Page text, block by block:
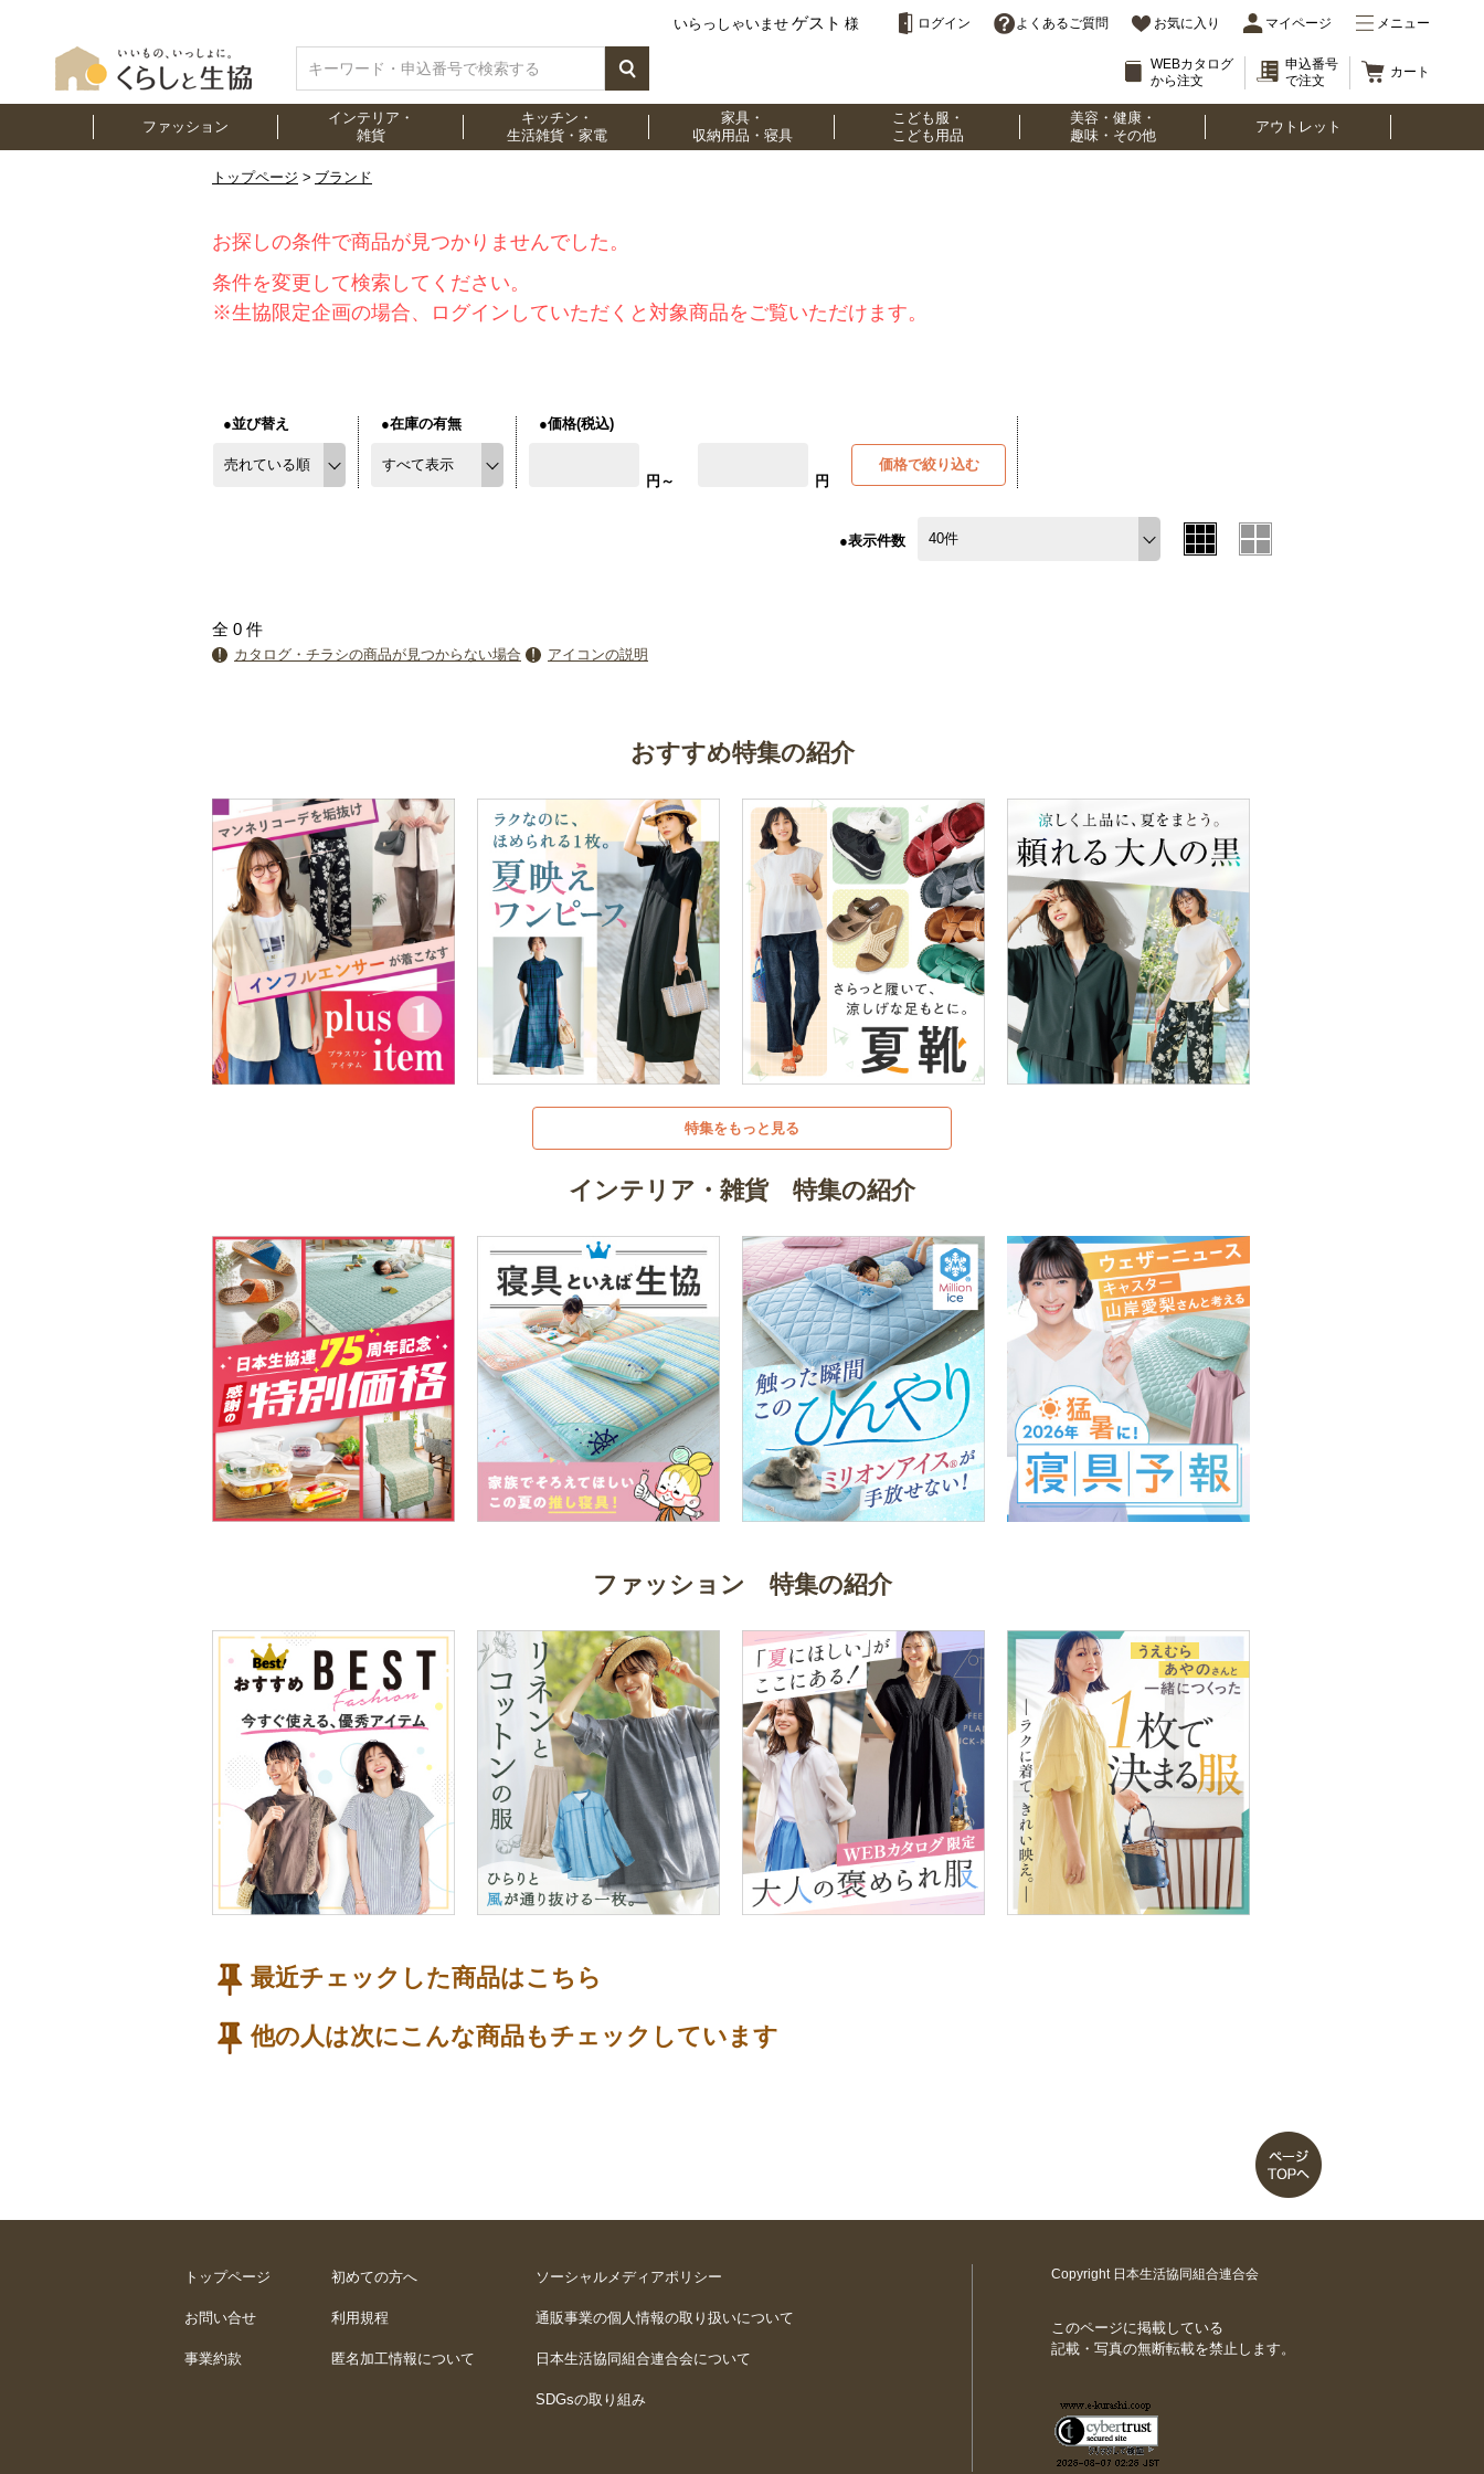
いらっしゃいませ ゲスト 様 ログイン よくあるご質問 お気に入り マイページ メニュー
WEBカタログ
から注文
申込番号
で注文
カート
ファッション
インテリア・
雑貨
キッチン・
生活雑貨・家電
家具・
収納用品・寝具
こども服・
こども用品
美容・健康・
趣味・その他
アウトレット
トップページ ブランド
お探しの条件で商品が見つかりませんでした。
条件を変更して検索してください。
※生協限定企画の場合、ログインしていただくと対象商品をご覧いただけます。
●並び替え ●在庫の有無 ●価格(税込)
円～ 円
価格で絞り込む
●表示件数
全 0 件
カタログ・チラシの商品が見つからない場合 アイコンの説明
おすすめ特集の紹介
特集をもっと見る
インテリア・雑貨 特集の紹介
ファッション 特集の紹介
最近チェックした商品はこちら
他の人は次にこんな商品もチェックしています
トップページ
お問い合せ
事業約款
初めての方へ
利用規程
匿名加工情報について
ソーシャルメディアポリシー
通販事業の個人情報の取り扱いについて
日本生活協同組合連合会について
SDGsの取り組み
Copyright 日本生活協同組合連合会
このページに掲載している
記載・写真の無断転載を禁止します。